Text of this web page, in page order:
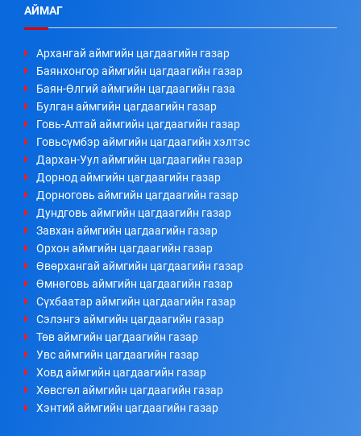
АЙМАГ
Архангай аймгийн цагдаагийн газар
Баянхонгор аймгийн цагдаагийн газар
Баян-Өлгий аймгийн цагдаагийн газа
Булган аймгийн цагдаагийн газар
Говь-Алтай аймгийн цагдаагийн газар
Говьсүмбэр аймгийн цагдаагийн хэлтэс
Дархан-Уул аймгийн цагдаагийн газар
Дорнод аймгийн цагдаагийн газар
Дорноговь аймгийн цагдаагийн газар
Дундговь аймгийн цагдаагийн газар
Завхан аймгийн цагдаагийн газар
Орхон аймгийн цагдаагийн газар
Өвөрхангай аймгийн цагдаагийн газар
Өмнөговь аймгийн цагдаагийн газар
Сүхбаатар аймгийн цагдаагийн газар
Сэлэнгэ аймгийн цагдаагийн газар
Төв аймгийн цагдаагийн газар
Увс аймгийн цагдаагийн газар
Ховд аймгийн цагдаагийн газар
Хөвсгөл аймгийн цагдаагийн газар
Хэнтий аймгийн цагдаагийн газар